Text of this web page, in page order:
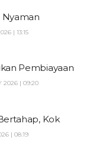
Nyaman
| 13:15
Pembiayaan
2026 | 09:20
Kok
| 08:19